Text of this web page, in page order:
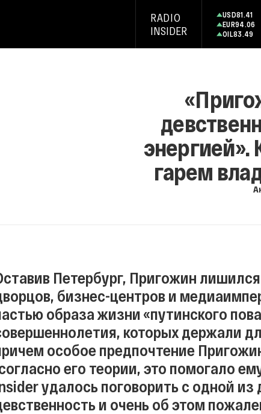
RADIO
INSIDER
USD81.41
EUR94.06
OIL83.49
энергией».
гарем
Петербург, Пригожин
бизнес-центров и
образа жизни «путинского
которых держали
особое предпочтение
его теории, это помогало
удалось поговорить с одной
и очень об этом